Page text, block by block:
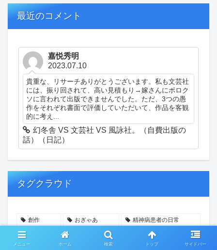
最近のコメント
嘉悦秀明
2023.07.10
貴重な、リサーチありがとうございます。私も文芸社
には、振り回されて、高い見積もり→嫁さんにボロク
ソに言われて出版できませんでした。ただ、3つの愚
作をそれぞれ書面で評価していただいて、作品を客観
的に考え...
幻冬舎 VS 文芸社 VS 風詠社。（自費出版の
話）（日記）
タグクラウド
創作 おぎゃあ 精神病患者の日常
ちょっと頭冷やそうか 一回休み ついカッとなった
メニュー ホーム 検索 トップ サイドバー